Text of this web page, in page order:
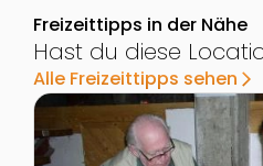
Freizeittipps in der Nähe
Hast du diese
Alle Freizeittipps sehen arrow_forward_ios
Zur Detailseite von